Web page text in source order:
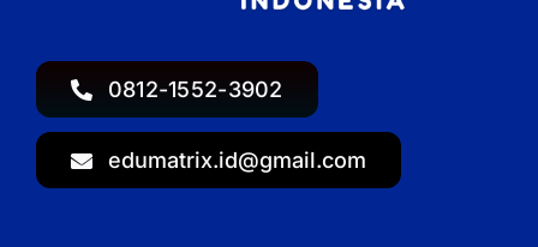
0812-1552-3902
edumatrix.id@gmail.com